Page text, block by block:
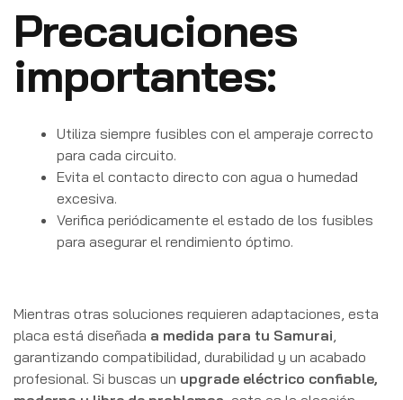
Precauciones
importantes:
Utiliza siempre fusibles con el amperaje correcto
para cada circuito.
Evita el contacto directo con agua o humedad
excesiva.
Verifica periódicamente el estado de los fusibles
para asegurar el rendimiento óptimo.
Mientras otras soluciones requieren adaptaciones, esta
placa está diseñada a medida para tu Samurai
garantizando compatibilidad, durabilidad y un acabado
profesional. Si buscas un upgrade eléctrico confiable,